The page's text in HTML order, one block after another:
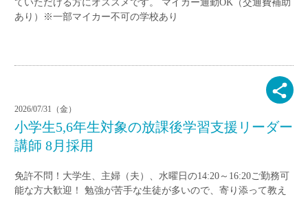
ていただける方にオススメです。 マイカー通勤OK（交通費補助
あり）※一部マイカー不可の学校あり
2026/07/31（金）
小学生5,6年生対象の放課後学習支援リーダー
講師 8月採用
免許不問！大学生、主婦（夫）、水曜日の14:20～16:20ご勤務可
能な方大歓迎！ 勉強が苦手な生徒が多いので、寄り添って教え